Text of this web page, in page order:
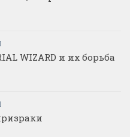
WIZARD и их борьба